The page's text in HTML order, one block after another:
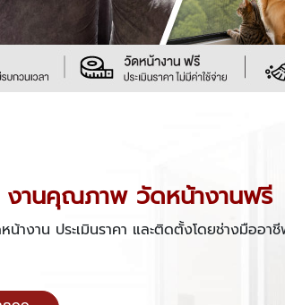
านคุณภาพ วัดหน้างานฟรี
งาน ประเมินราคา และติดตั้งโดยช่างมืออ